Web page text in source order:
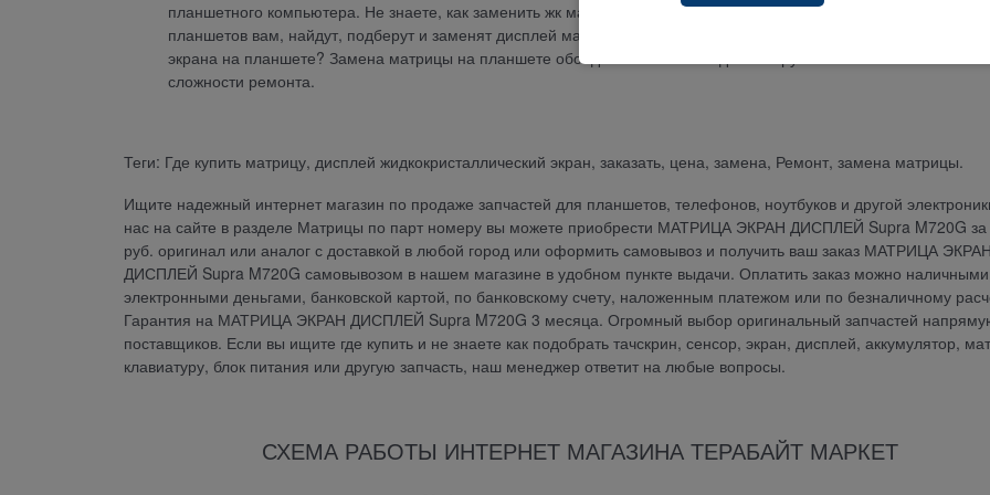
планшетного компьютера. Не знаете, как заменить жк матрицу на планшете? В нашем сервисном центре по
планшетов вам, найдут, подберут и заменят дисплей матрицу на планшетном компьютере. Сколько стоит замена
экрана на планшете? Замена матрицы на планшете обойдется вам от 500 до 1500 рублей в зависимости от
сложности ремонта.
Теги: Где купить матрицу, дисплей жидкокристаллический экран, заказать, цена, замена, Ремонт, замена матрицы.
Ищите надежный интернет магазин по продаже запчастей для планшетов, телефонов, ноутбуков и другой
нас на сайте в разделе Матрицы по парт номеру вы можете приобрести МАТРИЦА ЭКРАН ДИСПЛЕЙ Supra M720G за
руб. оригинал или аналог с доставкой в любой город или оформить самовывоз и получить ваш заказ МАТРИЦА ЭКРАН
ДИСПЛЕЙ Supra M720G самовывозом в нашем магазине в удобном пункте выдачи. Оплатить заказ можно
электронными деньгами, банковской картой, по банковскому счету, наложенным платежом или по безналичному
Гарантия на МАТРИЦА ЭКРАН ДИСПЛЕЙ Supra M720G 3 месяца. Огромный выбор оригинальный запчастей
поставщиков. Если вы ищите где купить и не знаете как подобрать тачскрин, сенсор, экран, дисплей, аккумулятор,
клавиатуру, блок питания или другую запчасть, наш менеджер ответит на любые вопросы.
СХЕМА РАБОТЫ ИНТЕРНЕТ МАГАЗИНА ТЕРАБАЙТ МАРКЕТ